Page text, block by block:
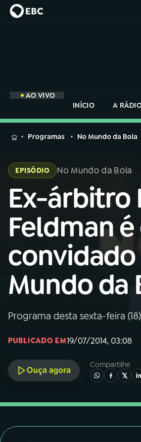
AO VIVO
INÍCIO
A
MENU
Buscar
na
Rádio
Nacional
01 INÍCIO
02 A RÁDIO
03PROGRAMAÇÃO
05PODCASTS
na
Rádio
Programas No Mundo da Bola
EPISÓDIO No Mundo da Bola
Ex-árbitro
Feldman é
Mundo da
Programa desta sexta-feira
PUBLICADO EM19/07/2014, 03:08
Ouça agora
Compartilhe